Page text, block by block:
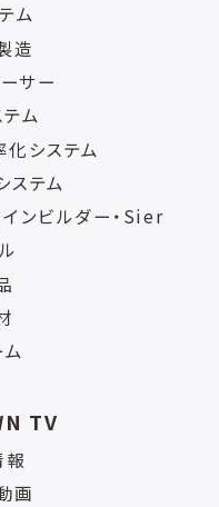
ム
造
サー
ム
化システム
ステム
ンビルダー・Sier
TV
報
画